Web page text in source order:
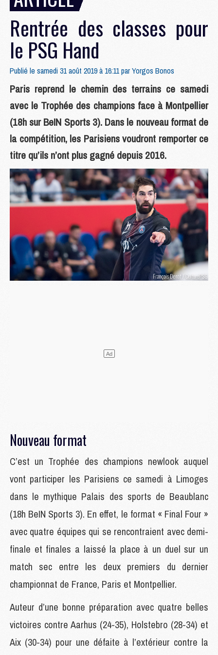
Rentrée des classes pour
le PSG Hand
Publié le samedi 31 août 2019 à 16:11 parYorgos Bonos
Paris reprend le chemin des terrains ce samedi
avec le Trophée des champions face à Montpellier
(18h sur BeIN Sports 3). Dans le nouveau format de
la compétition, les Parisiens voudront remporter ce
titre qu’ils n’ont plus gagné depuis 2016.
Nouveau format
C’est un Trophée des champions newlook auquel
vont participer les Parisiens ce samedi à Limoges
dans le mythique Palais des sports de Beaublanc
(18h BeIN Sports 3). En effet, le format « Final Four »
avec quatre équipes qui se rencontraient avec demi-
finale et finales a laissé la place à un duel sur un
match sec entre les deux premiers du dernier
championnat de France, Paris et Montpellier.
Auteur d’une bonne préparation avec quatre belles
victoires contre Aarhus (24-35), Holstebro (28-34) et
Aix (30-34) pour une défaite à l’extérieur contre la